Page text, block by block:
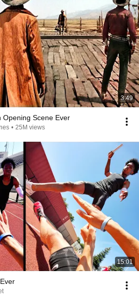
3:49
Opening Scene Ever
• 25M views
15:01